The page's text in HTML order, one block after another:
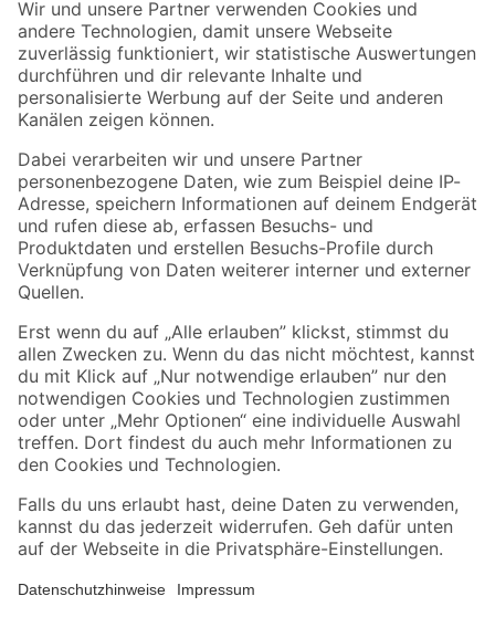
Der toom Newsletter: Keine Angebote und Aktionen mehr verpassen!
Zur Newsletter Anmeldung
Folge uns
Zahlungsarten Versandarten
Sicher einkaufen
Jetzt die toom-App herunterladen
Alle Preisangaben in EUR inkl. gesetzl. MwSt.. Die dargestellten Angebote sind unter
Umständen nicht in allen Märkten verfügbar. Die angegebenen Verfügbarkeiten beziehen
Produkte nur solange der Vorrat reicht.
*Paketversand ab 59 € versandkostenfrei, gilt nicht für Artikel mit Speditionsversand, hier